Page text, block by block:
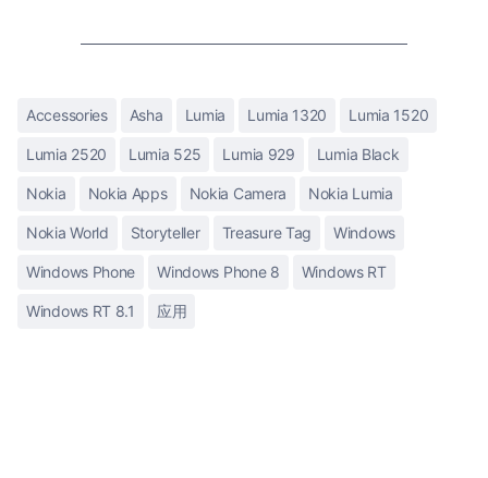
Accessories Asha Lumia Lumia 1320 Lumia 1520
Lumia 2520 Lumia 525 Lumia 929 Lumia Black
Nokia Nokia Apps Nokia Camera Nokia Lumia
Nokia World Storyteller Treasure Tag Windows
Windows Phone Windows Phone 8 Windows RT
Windows RT 8.1 应用